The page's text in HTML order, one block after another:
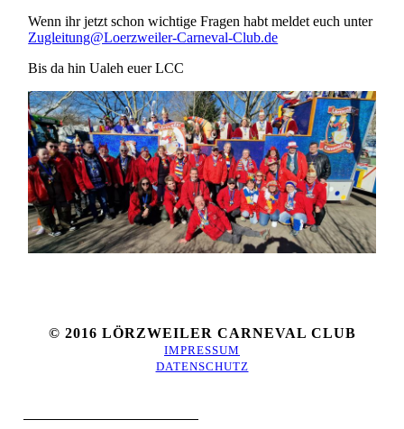
Wenn ihr jetzt schon wichtige Fragen habt meldet euch unter
Zugleitung@Loerzweiler-Carneval-Club.de
Bis da hin Ualeh euer LCC
© 2016 LÖRZWEILER CARNEVAL CLUB
IMPRESSUM
DATENSCHUTZ